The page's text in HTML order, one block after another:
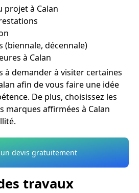
projet à Calan
(biennale, décennale)
à Calan
à demander à visiter certaines
afin de vous faire une idée
De plus, choisissez les
marques affirmées à Calan
devis gratuitement
travaux